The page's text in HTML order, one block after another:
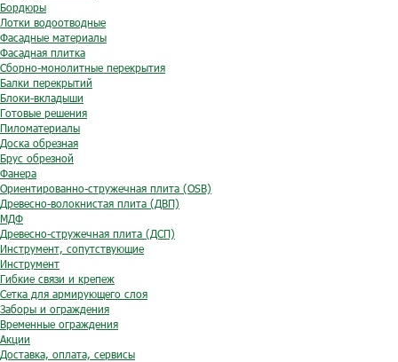
Бордюры
Лотки водоотводные
Фасадные материалы
Фасадная плитка
Сборно-монолитные перекрытия
Балки перекрытий
Блоки-вкладыши
Готовые решения
Пиломатериалы
Доска обрезная
Брус обрезной
Фанера
Ориентированно-стружечная плита (OSB)
Древесно-волокнистая плита (ДВП)
МДФ
Древесно-стружечная плита (ДСП)
Инструмент, сопутствующие
Инструмент
Гибкие связи и крепеж
Сетка для армирующего слоя
Заборы и ограждения
Временные ограждения
Акции
Доставка, оплата, сервисы